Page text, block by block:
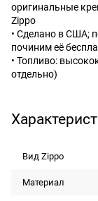
оригинальные
Zippo
• Сделано в США;
починим её
• Топливо:
отдельно)
Вид Zippo
Материал